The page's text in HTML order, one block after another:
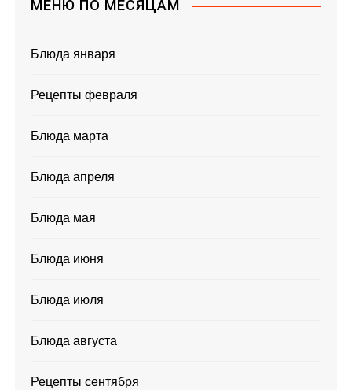
МЕНЮ ПО МЕСЯЦАМ
Блюда января
Рецепты февраля
Блюда марта
Блюда апреля
Блюда мая
Блюда июня
Блюда июля
Блюда августа
Рецепты сентября